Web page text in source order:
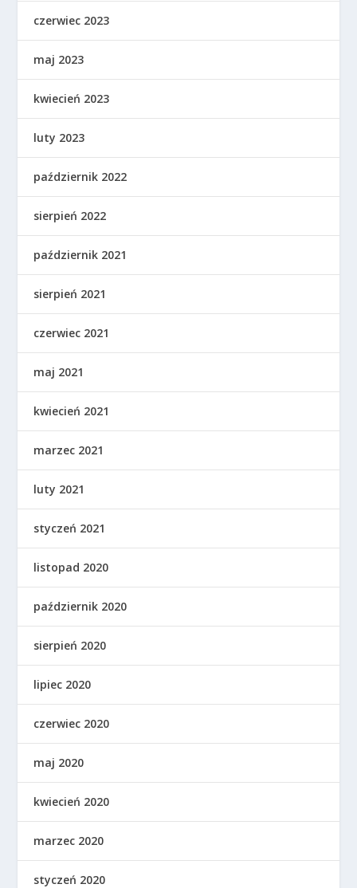
czerwiec 2023
maj 2023
kwiecień 2023
luty 2023
październik 2022
sierpień 2022
październik 2021
sierpień 2021
czerwiec 2021
maj 2021
kwiecień 2021
marzec 2021
luty 2021
styczeń 2021
listopad 2020
październik 2020
sierpień 2020
lipiec 2020
czerwiec 2020
maj 2020
kwiecień 2020
marzec 2020
styczeń 2020